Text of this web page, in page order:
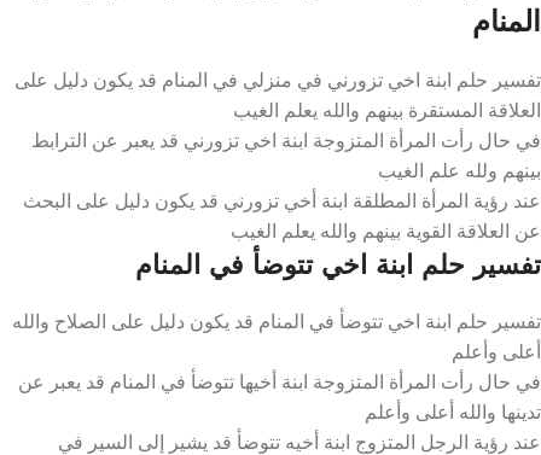
المنام
تفسير حلم ابنة اخي تزورني في منزلي في المنام قد يكون دليل على
العلاقة المستقرة بينهم والله يعلم الغيب
في حال رأت المرأة المتزوجة ابنة اخي تزورني قد يعبر عن الترابط
بينهم ولله علم الغيب
عند رؤية المرأة المطلقة ابنة أخي تزورني قد يكون دليل على البحث
عن العلاقة القوية بينهم والله يعلم الغيب
تفسير حلم ابنة اخي تتوضأ في المنام
تفسير حلم ابنة اخي تتوضأ في المنام قد يكون دليل على الصلاح والله
أعلى وأعلم
في حال رأت المرأة المتزوجة ابنة أخيها تتوضأ في المنام قد يعبر عن
تدينها والله أعلى وأعلم
عند رؤية الرجل المتزوج ابنة أخيه تتوضأ قد يشير إلى السير في